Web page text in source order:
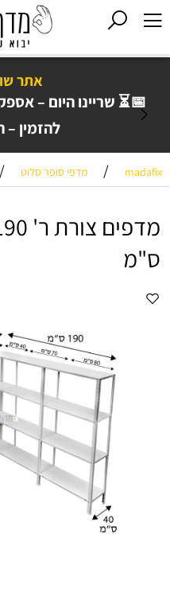
אתר
📅⏳ שריינו היום –
להזמין –
madafix
/ מדפי סופר סלוט /
ס"מ